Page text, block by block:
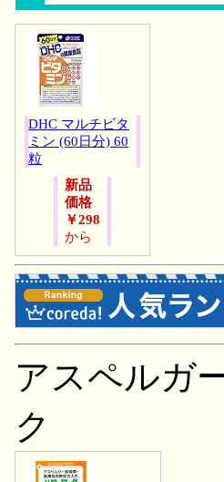
DHC マルチビタ
ミン (60日分) 60
粒
新品
価格
￥298
から
アスペルガ
ク